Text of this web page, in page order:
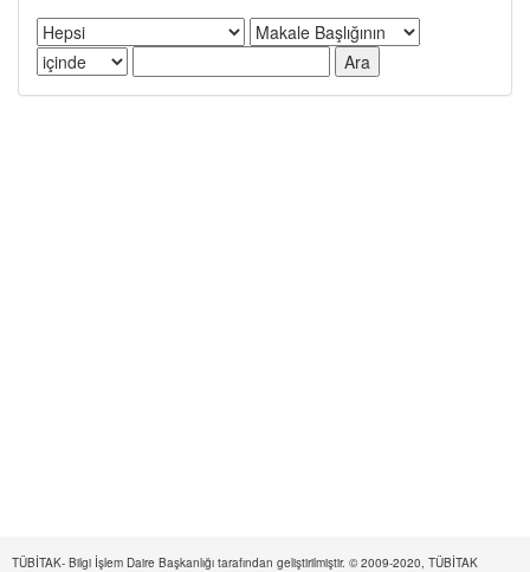
TÜBİTAK- Bilgi İşlem Daire Başkanlığı tarafından geliştirilmiştir. © 2009-2020, TÜBİTAK